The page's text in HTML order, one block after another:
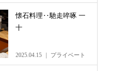
懐石料理‥馳走啐啄 一
十
2025.04.15 プライベート